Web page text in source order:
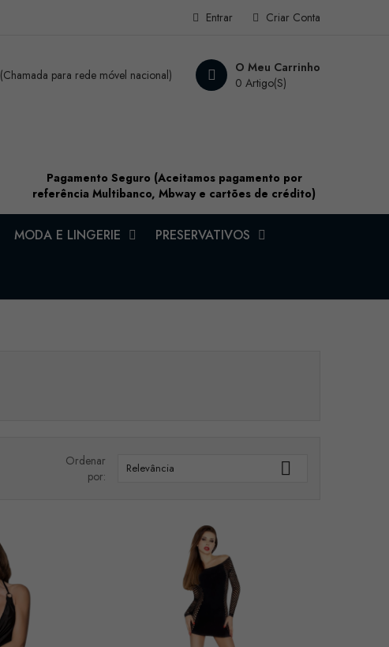
Criar Conta
Entrar
O Meu Carrinho
0 Artigo(s)
(Chamada para rede móvel nacional)
Pagamento Seguro (Aceitamos pagamento por
referência Multibanco, Mbway e cartões de crédito)
MODA E LINGERIE PRESERVATIVOS
Ordenar
por:
Relevância 